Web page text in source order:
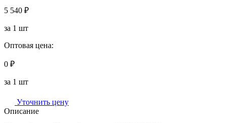
5 540 ₽
за 1 шт
Оптовая цена:
0 ₽
за 1 шт
Уточнить цену
Описание